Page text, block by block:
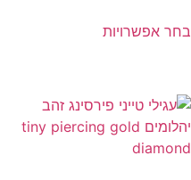
בחר אפשרויות